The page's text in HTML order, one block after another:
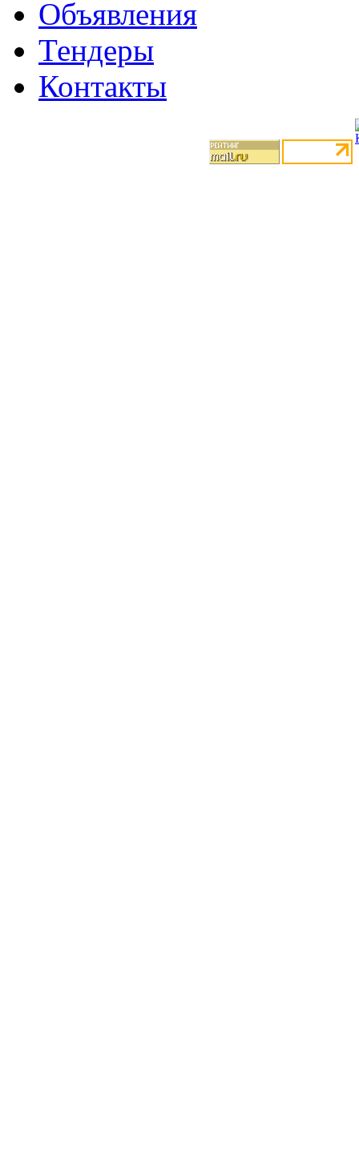
Объявления
Тендеры
Контакты